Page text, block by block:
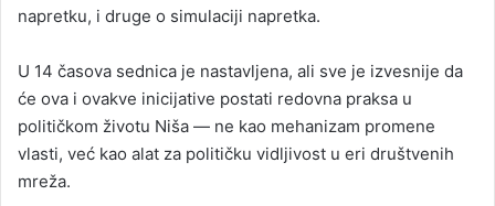
napretku, i druge o simulaciji napretka.
U 14 časova sednica je nastavljena, ali sve je izvesnije da
će ova i ovakve inicijative postati redovna praksa u
političkom životu Niša — ne kao mehanizam promene
vlasti, već kao alat za političku vidljivost u eri društvenih
mreža.